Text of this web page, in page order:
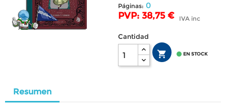
Páginas: 0
PVP: 38,75 € IVA inc
Cantidad
  EN STOCK
Resumen